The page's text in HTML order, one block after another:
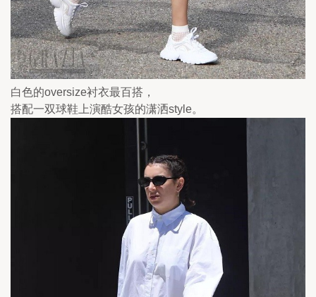
白色的oversize衬衣最百搭，
搭配一双球鞋上演酷女孩的潇洒style。